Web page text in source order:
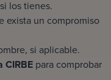
los tienes.
exista un compromiso
si aplicable.
CIRBE para comprobar